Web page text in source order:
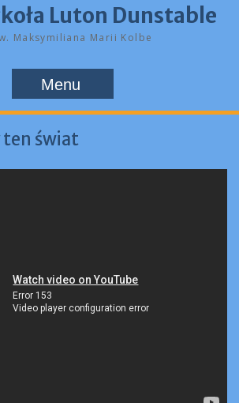
Luton Dunstable
Maksymiliana Marii Kolbe
Menu
ten świat